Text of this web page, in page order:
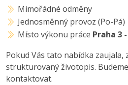
Mimořádné odměny
Jednosměnný provoz (Po-Pá)
Místo výkonu práce Praha 3
Pokud Vás tato nabídka zaujala,
strukturovaný životopis.
kontaktovat.